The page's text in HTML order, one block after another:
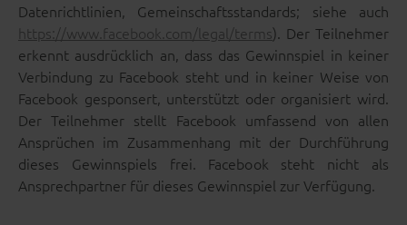
Datenrichtlinien, Gemeinschaftsstandards; siehe auch
https://www.facebook.com/legal/terms). Der Teilnehmer
erkennt ausdrücklich an, dass das Gewinnspiel in keiner
Verbindung zu Facebook steht und in keiner Weise von
Facebook gesponsert, unterstützt oder organisiert wird.
Der Teilnehmer stellt Facebook umfassend von allen
Ansprüchen im Zusammenhang mit der Durchführung
dieses Gewinnspiels frei. Facebook steht nicht als
Ansprechpartner für dieses Gewinnspiel zur Verfügung.